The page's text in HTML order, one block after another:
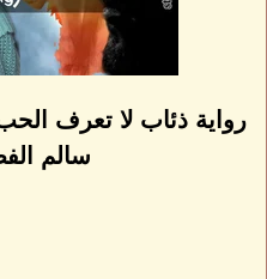
رواية ذئاب لا تعرف
سالم